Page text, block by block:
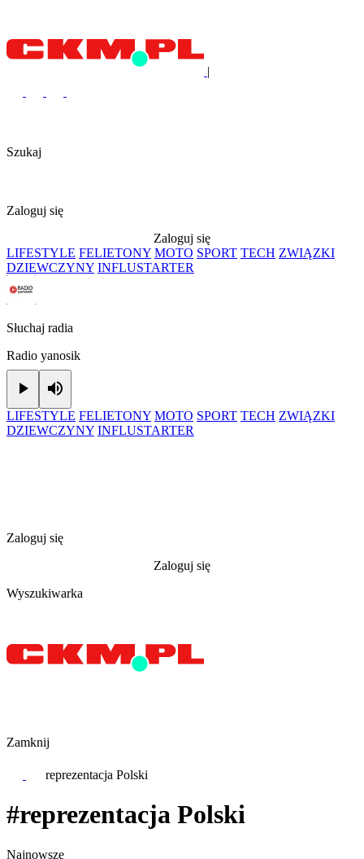
|
Szukaj
Zaloguj się
Zaloguj się
LIFESTYLE FELIETONY MOTO SPORT TECH ZWIĄZKI
DZIEWCZYNY INFLUSTARTER
Słuchaj radia
Radio yanosik
Play
LIFESTYLE FELIETONY MOTO SPORT TECH ZWIĄZKI
DZIEWCZYNY INFLUSTARTER
Zaloguj się
Zaloguj się
Wyszukiwarka
Zamknij
reprezentacja Polski
#reprezentacja Polski
Najnowsze